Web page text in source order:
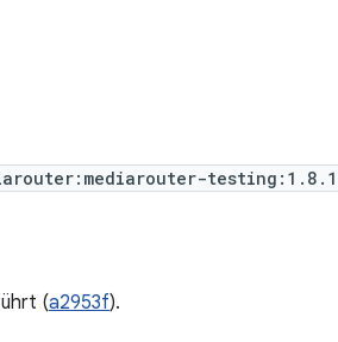
testing:1.8.1
(a2953f).